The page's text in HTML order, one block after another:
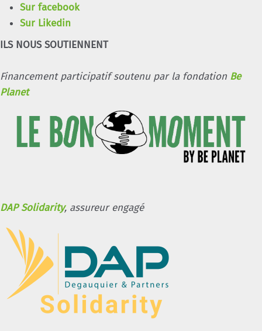
Sur facebook
Sur Likedin
ILS NOUS SOUTIENNENT
Financement participatif soutenu par la fondation Be
Planet
DAP Solidarity, assureur engagé